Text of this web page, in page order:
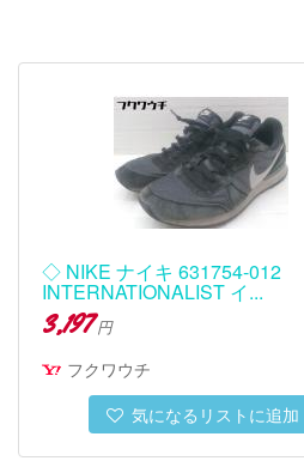
◇ NIKE ナイキ 631754-012
INTERNATIONALIST イ...
3,197 円
フクワウチ
気になるリストに追加